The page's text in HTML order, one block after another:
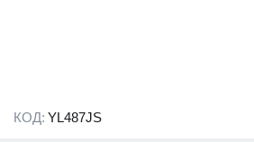
КОД: YL487JS